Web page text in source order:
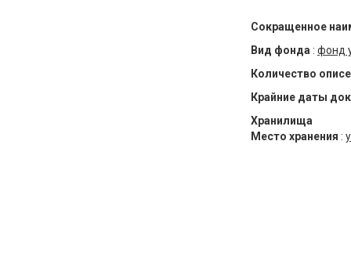
Сокращенное
Вид фонда : фонд
Количество
Крайние даты
Хранилища
Место хранения :